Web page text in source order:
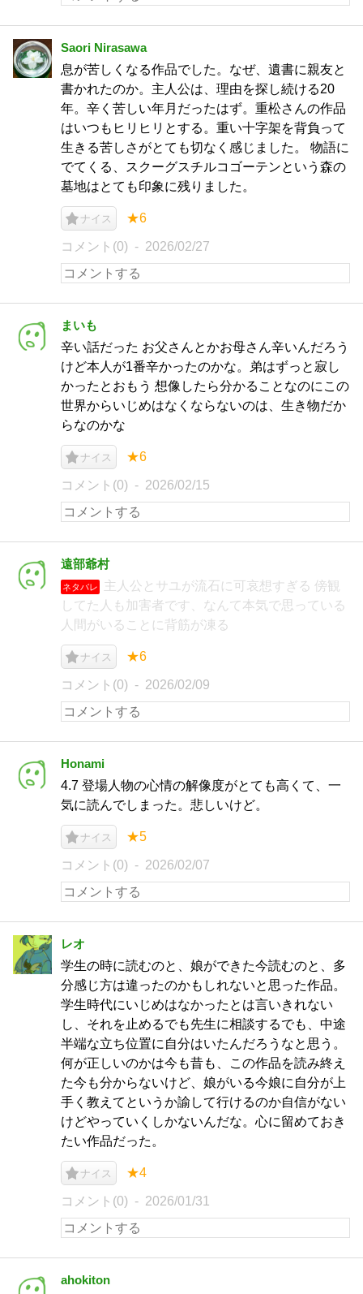
Saori Nirasawa
息が苦しくなる作品でした。なぜ、遺書に親友と
書かれたのか。主人公は、理由を探し続ける20
年。辛く苦しい年月だったはず。重松さんの作品
はいつもヒリヒリとする。重い十字架を背負って
生きる苦しさがとても切なく感じました。 物語に
でてくる、スクーグスチルコゴーテンという森の
墓地はとても印象に残りました。
ナイス ★6
コメント(0) 2026/02/27
まいも
辛い話だった お父さんとかお母さん辛いんだろう
けど本人が1番辛かったのかな。弟はずっと寂し
かったとおもう 想像したら分かることなのにこの
世界からいじめはなくならないのは、生き物だか
らなのかな
ナイス ★6
コメント(0) 2026/02/15
遠部爺村
ネタバレ
主人公とサユが流石に可哀想すぎる 傍観
してた人も加害者です、なんて本気で思っている
人間がいることに背筋が凍る
ナイス ★6
コメント(0) 2026/02/09
Honami
4.7 登場人物の心情の解像度がとても高くて、一
気に読んでしまった。悲しいけど。
ナイス ★5
コメント(0) 2026/02/07
レオ
学生の時に読むのと、娘ができた今読むのと、多
分感じ方は違ったのかもしれないと思った作品。
学生時代にいじめはなかったとは言いきれない
し、それを止めるでも先生に相談するでも、中途
半端な立ち位置に自分はいたんだろうなと思う。
何が正しいのかは今も昔も、この作品を読み終え
た今も分からないけど、娘がいる今娘に自分が上
手く教えてというか諭して行けるのか自信がない
けどやっていくしかないんだな。心に留めておき
たい作品だった。
ナイス ★4
コメント(0) 2026/01/31
ahokiton